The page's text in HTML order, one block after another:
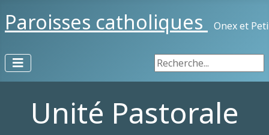
Paroisses catholiques Onex et
Rechercher
Unité Pastorale